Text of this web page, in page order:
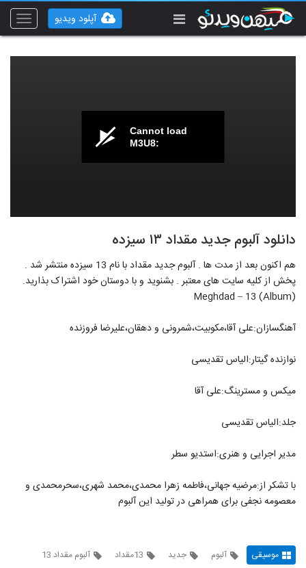
Toggle
آپلود ویدیو
Cannot load
M3U8:
دانلود آلبوم جدید مقداد ۱۳ سیزده
هم اکنون بعد از مدت ها . آلبوم جدید مقداد با نام 13 سیزده منتشر شد .
پخش از کلیه سایت های معتبر . بشنوید و با دوستان خود اشتراک بذارید.
Meghdad – 13 (Album)
آهنگسازان:علی آقا،مکوبیت،شمرونی و دهقان،علیرضا فروزنده
نوازنده گیتار:الیاس تقدیسی
میکس و مسترینگ:علی آقا
جلد:الیاس تقدیسی
مدیر اجرایی و هنری:استدیو سطر
با تشکر از:مرضیه جهانی،فاطمه زهرا محمدی،محمد شهری،سحرمحمدی و
معصومه نجفی برای همراهی در تولید این آلبوم
موسیقی آلبوم جدید 13مقداد آلبوم مقداد 13